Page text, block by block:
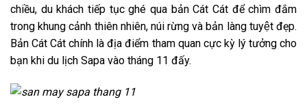
chiều, du khách tiếp tục ghé qua bản Cát Cát để chìm đắm
trong khung cảnh thiên nhiên, núi rừng và bản làng tuyệt đẹp.
Bản Cát Cát chính là địa điểm tham quan cực kỳ lý tưởng cho
bạn khi du lịch Sapa vào tháng 11 đấy.